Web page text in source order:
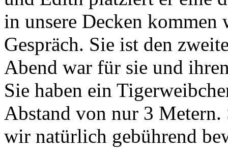
in unsere Decken
Gespräch. Sie ist den
Abend war für sie und
Sie haben ein
Abstand von nur 3
wir natürlich gebührend